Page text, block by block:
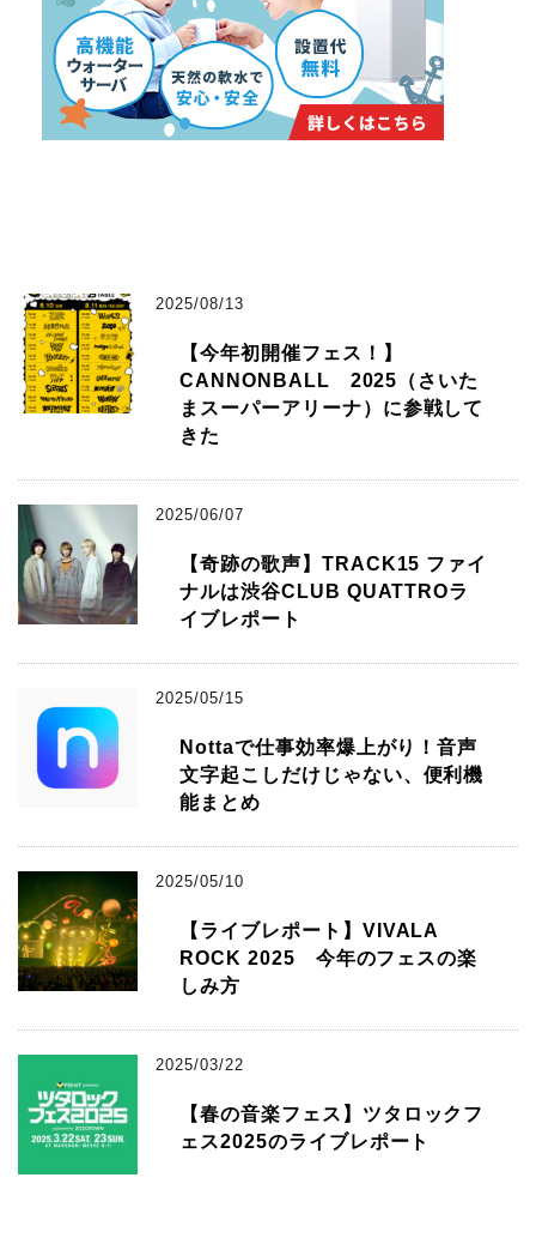
2025/08/13
【今年初開催フェス！】
CANNONBALL 2025（さいた
まスーパーアリーナ）に参戦して
きた
2025/06/07
【奇跡の歌声】TRACK15 ファイ
ナルは渋谷CLUB QUATTROラ
イブレポート
2025/05/15
Nottaで仕事効率爆上がり！音声
文字起こしだけじゃない、便利機
能まとめ
2025/05/10
【ライブレポート】VIVALA
ROCK 2025 今年のフェスの楽
しみ方
2025/03/22
【春の音楽フェス】ツタロックフ
ェス2025のライブレポート